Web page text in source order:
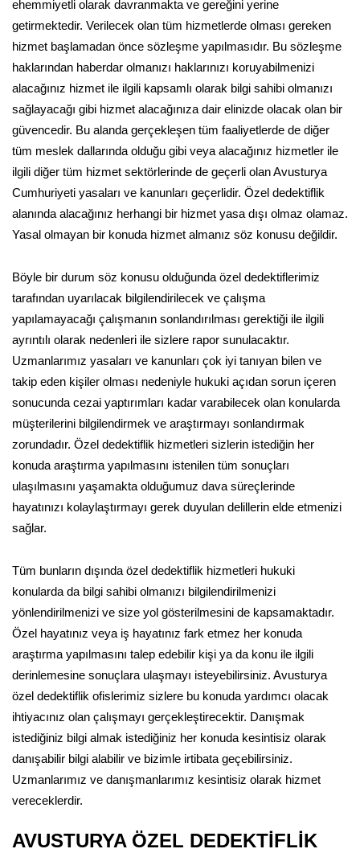
ehemmiyetli olarak davranmakta ve gereğini yerine
getirmektedir. Verilecek olan tüm hizmetlerde olması gereken
hizmet başlamadan önce sözleşme yapılmasıdır. Bu sözleşme
haklarından haberdar olmanızı haklarınızı koruyabilmenizi
alacağınız hizmet ile ilgili kapsamlı olarak bilgi sahibi olmanızı
sağlayacağı gibi hizmet alacağınıza dair elinizde olacak olan bir
güvencedir. Bu alanda gerçekleşen tüm faaliyetlerde de diğer
tüm meslek dallarında olduğu gibi veya alacağınız hizmetler ile
ilgili diğer tüm hizmet sektörlerinde de geçerli olan Avusturya
Cumhuriyeti yasaları ve kanunları geçerlidir. Özel dedektiflik
alanında alacağınız herhangi bir hizmet yasa dışı olmaz olamaz.
Yasal olmayan bir konuda hizmet almanız söz konusu değildir.
Böyle bir durum söz konusu olduğunda özel dedektiflerimiz
tarafından uyarılacak bilgilendirilecek ve çalışma
yapılamayacağı çalışmanın sonlandırılması gerektiği ile ilgili
ayrıntılı olarak nedenleri ile sizlere rapor sunulacaktır.
Uzmanlarımız yasaları ve kanunları çok iyi tanıyan bilen ve
takip eden kişiler olması nedeniyle hukuki açıdan sorun içeren
sonucunda cezai yaptırımları kadar varabilecek olan konularda
müşterilerini bilgilendirmek ve araştırmayı sonlandırmak
zorundadır. Özel dedektiflik hizmetleri sizlerin istediğin her
konuda araştırma yapılmasını istenilen tüm sonuçları
ulaşılmasını yaşamakta olduğumuz dava süreçlerinde
hayatınızı kolaylaştırmayı gerek duyulan delillerin elde etmenizi
sağlar.
Tüm bunların dışında özel dedektiflik hizmetleri hukuki
konularda da bilgi sahibi olmanızı bilgilendirilmenizi
yönlendirilmenizi ve size yol gösterilmesini de kapsamaktadır.
Özel hayatınız veya iş hayatınız fark etmez her konuda
araştırma yapılmasını talep edebilir kişi ya da konu ile ilgili
derinlemesine sonuçlara ulaşmayı isteyebilirsiniz. Avusturya
özel dedektiflik ofislerimiz sizlere bu konuda yardımcı olacak
ihtiyacınız olan çalışmayı gerçekleştirecektir. Danışmak
istediğiniz bilgi almak istediğiniz her konuda kesintisiz olarak
danışabilir bilgi alabilir ve bizimle irtibata geçebilirsiniz.
Uzmanlarımız ve danışmanlarımız kesintisiz olarak hizmet
vereceklerdir.
AVUSTURYA ÖZEL DEDEKTİFLİK